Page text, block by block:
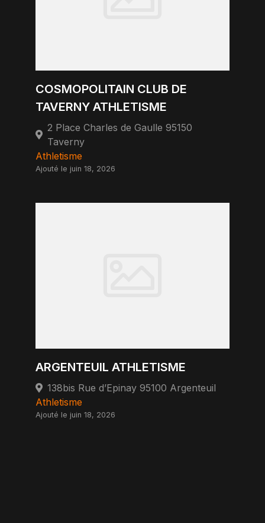
COSMOPOLITAIN CLUB DE
TAVERNY ATHLETISME
2 Place Charles de Gaulle 95150
Taverny
Athletisme
Ajouté le juin 18, 2026
ARGENTEUIL ATHLETISME
138bis Rue d’Epinay 95100 Argenteuil
Athletisme
Ajouté le juin 18, 2026